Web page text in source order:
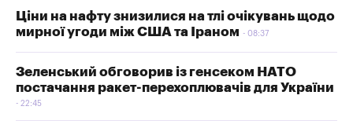
Ціни на нафту знизилися на тлі очікувань щодо
мирної угоди між США та Іраном
08:37
Зеленський обговорив із генсеком НАТО
постачання ракет-перехоплювачів для України
22:45